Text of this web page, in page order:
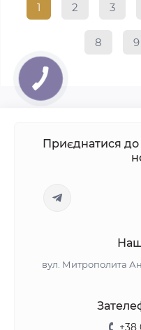
1 2 3
8 9
Приєднатися до
вул. Митрополита
+38